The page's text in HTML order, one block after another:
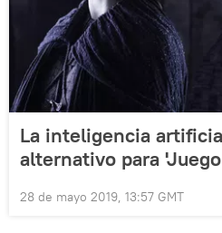
La inteligencia
alternativo para
28 de mayo 2019, 13:57 GMT